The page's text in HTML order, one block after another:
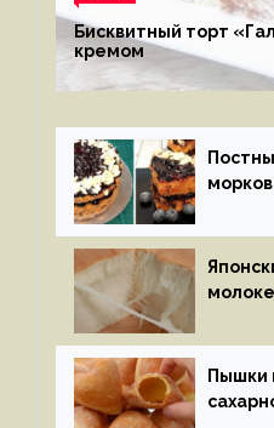
Бисквитный торт
кремом
Пышки